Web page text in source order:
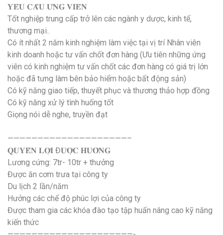
𝐘𝐄̂𝐔 𝐂𝐀̂̀𝐔 𝐔̛́𝐍𝐆 𝐕𝐈𝐄̂𝐍
Tốt nghiệp trung cấp trở lên các ngành y dược, kinh tế,
thương mại..
Có ít nhất 2 năm kinh nghiệm làm việc tại vị trí Nhân viên
kinh doanh hoặc tư vấn chốt đơn hàng (Ưu tiên những ứng
viên có kinh nghiệm tư vấn chốt các đơn hàng có giá trị lớn
hoặc đã tưng làm bên bảo hiểm hoặc bất động sản)
Có kỹ năng giao tiếp, thuyết phục và thương thảo hợp đồng
Có kỹ năng xử lý tình huống tốt
Giọng nói dễ nghe, truyền đạt
————————————————————–
𝐐𝐔𝐘𝐄̂̀𝐍 𝐋𝐎̛̣𝐈 Đ𝐔̛𝐎̛̣𝐂 𝐇𝐔̛𝐎̛̉𝐍𝐆
Lương cứng: 7tr- 10tr + thưởng
Được ăn cơm trưa tại công ty
Du lịch 2 lần/năm
Hưởng các chế độ phúc lợi của công ty
Được tham gia các khóa đào tạo tập huấn nâng cao kỹ năng
kiến thức